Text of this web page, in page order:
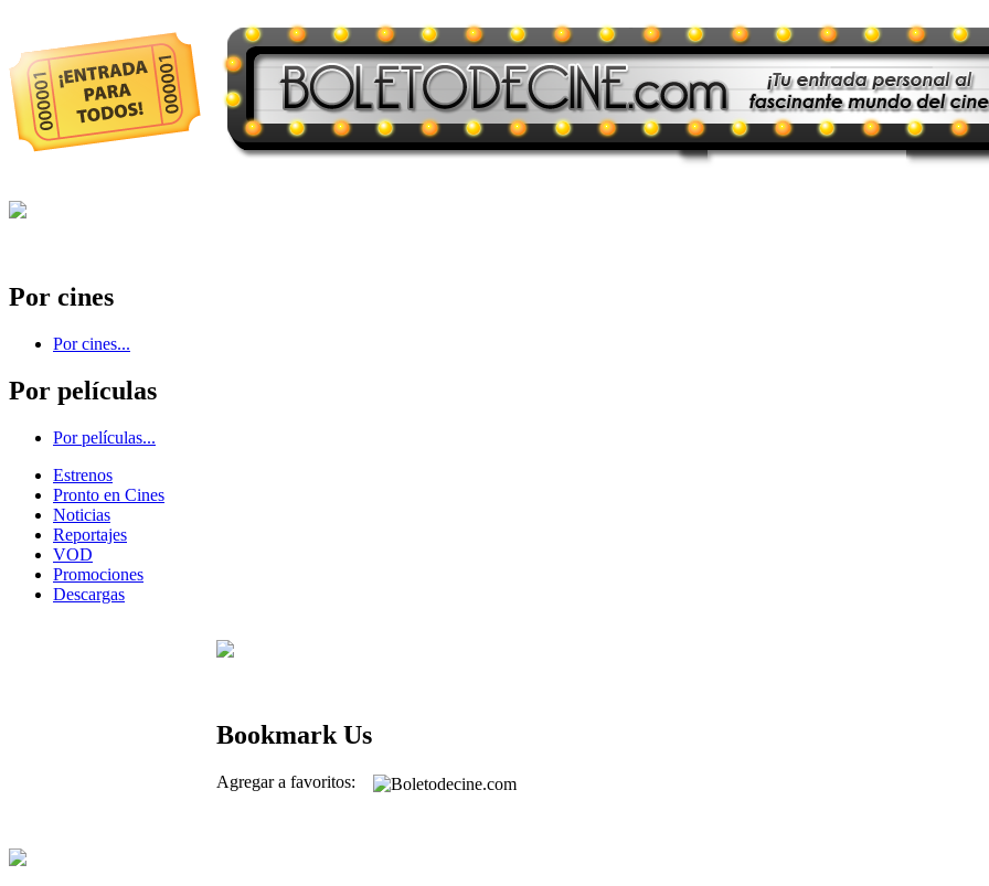
Por cines
Por cines...
Por películas
Por películas...
Estrenos
Pronto en Cines
Noticias
Reportajes
VOD
Promociones
Descargas
Bookmark Us
Agregar a favoritos: